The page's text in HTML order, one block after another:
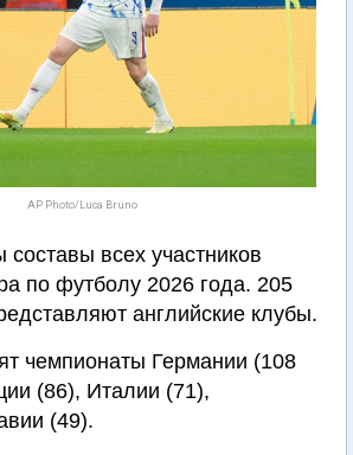
AP Photo/Luca Bruno
составы всех участников
по футболу 2026 года. 205
английские клубы.
чемпионаты Германии (108
(86), Италии (71),
(49).